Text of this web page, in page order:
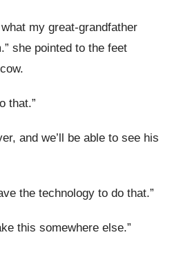
my great-grandfather
she pointed to the feet
that.”
and we’ll be able to see his
the technology to do that.”
this somewhere else.”